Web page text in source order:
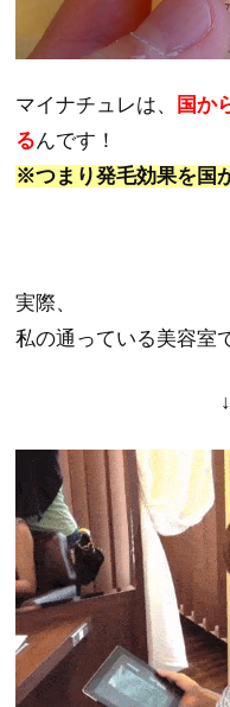
マイナチュレは、
国か
るんです！
※つまり発毛効果を国
実際、
私の通っている美容室